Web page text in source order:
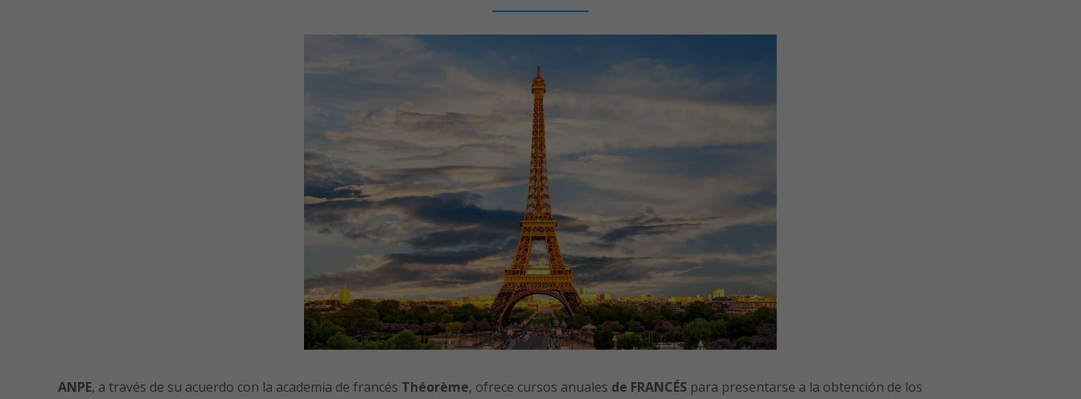
ANPE, a través de su acuerdo con la academia de francés Théorème, ofrece cursos anuales de FRANCÉS para presentarse a la obtención de los